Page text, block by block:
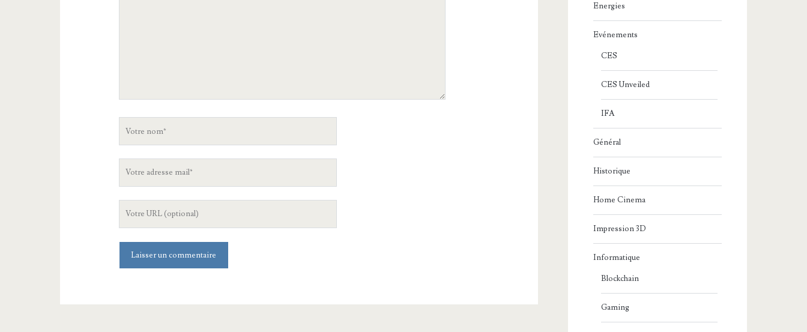
site
Energies
Evénements
CES
CES Unveiled
IFA
Général
Historique
Home Cinema
Impression 3D
Informatique
Blockchain
Gaming